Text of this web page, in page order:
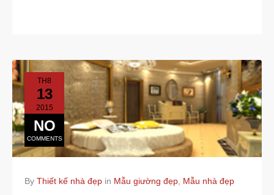
TH8
13
2015
NO
COMMENTS
By Thiết kế nhà đẹp in Mẫu giường đẹp Mẫu nhà đẹp